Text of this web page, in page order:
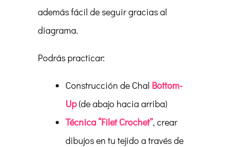
además fácil de seguir gracias al
diagrama.
Podrás practicar:
Construcción de Chal Bottom-
Up(de abajo hacia arriba)
Técnica “Filet Crochet”, crear
dibujos en tu tejido a través de